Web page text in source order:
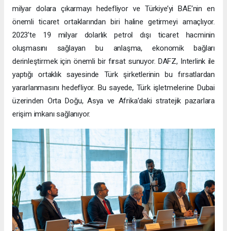
milyar dolara çıkarmayı hedefliyor ve Türkiye’yi BAE’nin en
önemli ticaret ortaklarından biri haline getirmeyi amaçlıyor.
2023’te 19 milyar dolarlık petrol dışı ticaret hacminin
oluşmasını sağlayan bu anlaşma, ekonomik bağları
derinleştirmek için önemli bir fırsat sunuyor. DAFZ, Interlink ile
yaptığı ortaklık sayesinde Türk şirketlerinin bu fırsatlardan
yararlanmasını hedefliyor. Bu sayede, Türk işletmelerine Dubai
üzerinden Orta Doğu, Asya ve Afrika’daki stratejik pazarlara
erişim imkanı sağlanıyor.